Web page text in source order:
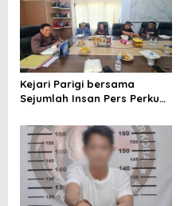
Kejari Parigi bersama
Sejumlah Insan Pers Perkuat